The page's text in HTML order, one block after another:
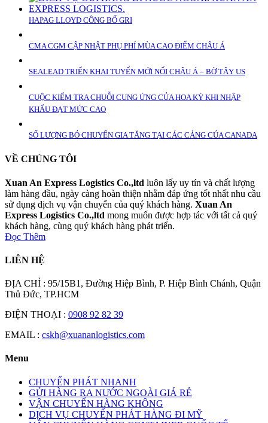
HAPAG LLOYD CÔNG BỐ GRI
CMA CGM CẬP NHẬT PHỤ PHÍ MÙA CAO ĐIỂM CHÂU Á
SEALEAD TRIỂN KHAI TUYẾN MỚI NỐI CHÂU Á – BỜ TÂY US
CUỘC KIỂM TRA CHUỖI CUNG ỨNG CỦA HOA KỲ KHI NHẬP
KHẨU ĐẠT MỨC CAO
SỐ LƯỢNG BỎ CHUYẾN GIA TĂNG TẠI CÁC CẢNG CỦA CANADA
VỀ CHÚNG TÔI
Xuan An Express Logistics Co.,ltd luôn lấy uy tín và chất lượng
làm hàng đầu, ngày càng hoàn thiện nhằm đáp ứng tốt nhất nhu cầu
sử dụng dịch vụ vận chuyển của quý khách hàng. Xuan An
Express Logistics Co.,ltd mong muốn được hợp tác với tất cả quý
khách hàng, cùng quý khách hàng phát triển.
Đọc Thêm
LIÊN HỆ
ĐỊA CHỈ : 95/15B1, Đường Hiệp Bình, P. Hiệp Bình Chánh, Quận
Thủ Đức, TP.HCM
ĐIỆN THOẠI : 0908 92 82 39
EMAIL : cskh@xuananlogistics.com
Menu
CHUYỂN PHÁT NHANH
GỬI HÀNG RA NƯỚC NGOÀI GIÁ RẺ
VẬN CHUYỂN HÀNG KHÔNG
DỊCH VỤ CHUYỂN PHÁT HÀNG ĐI MỸ